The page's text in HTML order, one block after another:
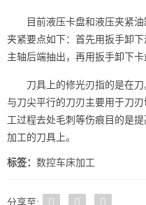
目前液压卡盘和液压夹紧
夹紧要点如下：首先用扳手卸
主轴后端抽出，再用扳手卸下卡
刀具上的修光刃指的是在
与刀尖平行的刀刃主要用于刀
工过程去处毛刺等伤痕目的是
加工的刀具上。
标签： 数控车床加工
分享至: